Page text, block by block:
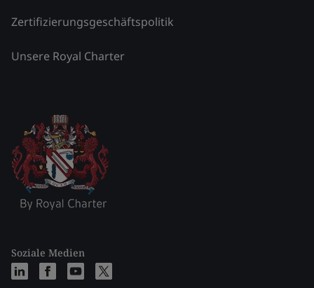
Zertifizierungsgeschäftspolitik
Unsere Royal Charter
Soziale Medien